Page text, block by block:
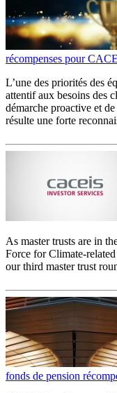
récompenses pour
L’une des priorités des
attentif aux besoins des
démarche proactive et
résulte une forte
As master trusts are in
Force for Climate-
our third master trust
fonds de pension